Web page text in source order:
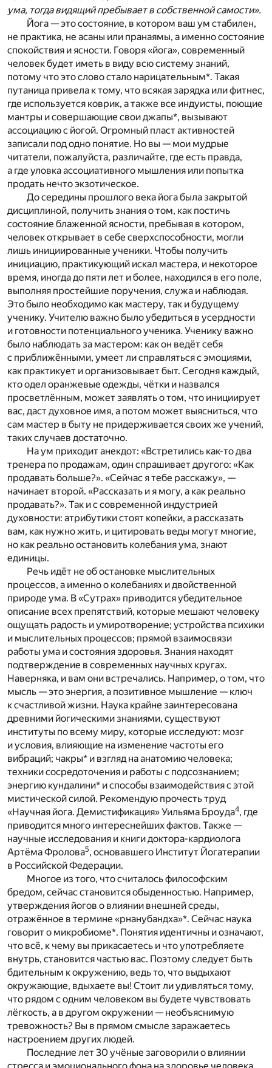
ума, тогда видящий пребывает в собственной самости».
Йога — это состояние, в котором ваш ум стабилен,
не практика, не асаны или пранаямы, а именно состояние
спокойствия и ясности. Говоря «йога», современный
человек будет иметь в виду всю систему знаний,
потому что это слово стало нарицательным*. Такая
путаница привела к тому, что всякая зарядка или фитнес,
где используется коврик, а также все индуисты, поющие
мантры и совершающие свои джапы*, вызывают
ассоциацию с йогой. Огромный пласт активностей
записали под одно понятие. Но вы — мои мудрые
читатели, пожалуйста, различайте, где есть правда,
а где уловка ассоциативного мышления или попытка
продать нечто экзотическое.
До середины прошлого века йога была закрытой
дисциплиной, получить знания о том, как постичь
состояние блаженной ясности, пребывая в котором,
человек открывает в себе сверхспособности, могли
лишь инициированные ученики. Чтобы получить
инициацию, практикующий искал мастера, и некоторое
время, иногда до пяти лет и более, находился в его поле,
выполняя простейшие поручения, служа и наблюдая.
Это было необходимо как мастеру, так и будущему
ученику. Учителю важно было убедиться в усердности
и готовности потенциального ученика. Ученику важно
было наблюдать за мастером: как он ведёт себя
с приближёнными, умеет ли справляться с эмоциями,
как практикует и организовывает быт. Сегодня каждый,
кто одел оранжевые одежды, чётки и назвался
просветлённым, может заявлять о том, что инициирует
вас, даст духовное имя, а потом может выясниться, что
сам мастер в быту не придерживается своих же учений,
таких случаев достаточно.
На ум приходит анекдот: «Встретились как-то два
тренера по продажам, один спрашивает другого: «Как
продавать больше?». «Сейчас я тебе расскажу», —
начинает второй. «Рассказать и я могу, а как реально
продавать?». Так и с современной индустрией
духовности: атрибутики стоят копейки, а рассказать
вам, как нужно жить, и цитировать веды могут многие,
но как реально остановить колебания ума, знают
единицы.
Речь идёт не об остановке мыслительных
процессов, а именно о колебаниях и двойственной
природе ума. В «Сутрах» приводится убедительное
описание всех препятствий, которые мешают человеку
ощущать радость и умиротворение; устройства психики
и мыслительных процессов; прямой взаимосвязи
работы ума и состояния здоровья. Знания находят
подтверждение в современных научных кругах.
Наверняка, и вам они встречались. Например, о том, что
мысль — это энергия, а позитивное мышление — ключ
к счастливой жизни. Наука крайне заинтересована
древними йогическими знаниями, существуют
институты по всему миру, которые исследуют: мозг
и условия, влияющие на изменение частоты его
вибраций; чакры* и взгляд на анатомию человека;
техники сосредоточения и работы с подсознанием;
энергию кундалини* и способы взаимодействия с этой
мистической силой. Рекомендую прочесть труд
«Научная йога. Демистификация» Уильяма Броуда4, где
приводится много интереснейших фактов. Также —
научные исследования и книги доктора-кардиолога
Артёма Фролова5, основавшего Институт Йогатерапии
в Российской Федерации.
Многое из того, что считалось философским
бредом, сейчас становится обыденностью. Например,
утверждения йогов о влиянии внешней среды,
отражённое в термине «рнанубандха»*. Сейчас наука
говорит о микробиоме*. Понятия идентичны и означают,
что всё, к чему вы прикасаетесь и что употребляете
внутрь, становится частью вас. Поэтому следует быть
бдительным к окружению, ведь то, что выдыхают
окружающие, вдыхаете вы! Стоит ли удивляться тому,
что рядом с одним человеком вы будете чувствовать
лёгкость, а в другом окружении — необъяснимую
тревожность? Вы в прямом смысле заражаетесь
настроением других людей.
Последние лет 30 учёные заговорили о влиянии